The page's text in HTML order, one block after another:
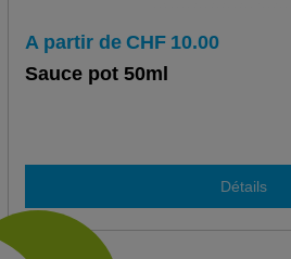
A partir de CHF 10.00
Sauce pot 50ml
Détails